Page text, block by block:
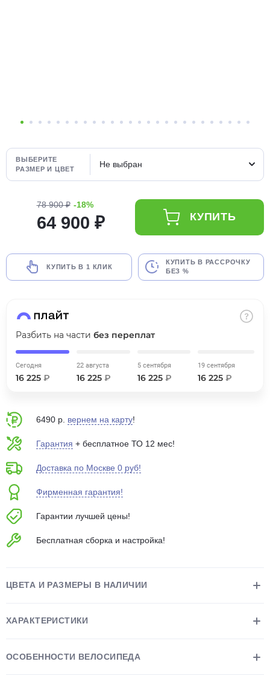
ВЫБЕРИТЕ
РАЗМЕР И ЦВЕТ
Не выбран
78 900 ₽ -18%
64 900 ₽ КУПИТЬ
КУПИТЬ В 1 КЛИК
КУПИТЬ В РАССРОЧКУ
БЕЗ %
Разбить на части без переплат
Сегодня
16 225 ₽
22 августа
16 225 ₽
5 сентября
16 225 ₽
19 сентября
16 225₽
6490 р. вернем на карту!
Гарантия + бесплатное ТО 12 мес!
Доставка по Москве 0 руб!
Фирменная гарантия!
Гарантии лучшей цены!
Бесплатная сборка и настройка!
ЦВЕТА И РАЗМЕРЫ В НАЛИЧИИ
ХАРАКТЕРИСТИКИ
ОСОБЕННОСТИ ВЕЛОСИПЕДА
об оплате Плайтом
25
недели
Остались вопросы?
8 800 302-02-51